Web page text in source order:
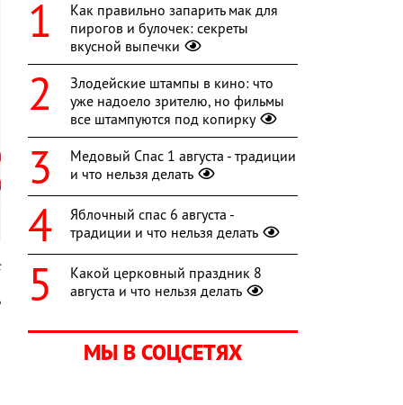
Как правильно запарить мак для
пирогов и булочек: секреты
вкусной выпечки
Злодейские штампы в кино: что
уже надоело зрителю, но фильмы
все штампуются под копирку
Медовый Спас 1 августа - традиции
и что нельзя делать
Яблочный спас 6 августа -
традиции и что нельзя делать
Какой церковный праздник 8
августа и что нельзя делать
МЫ В СОЦСЕТЯХ